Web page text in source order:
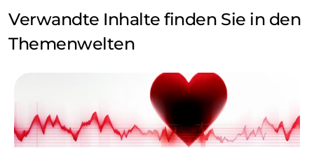
Verwandte Inhalte finden Sie in den
Themenwelten